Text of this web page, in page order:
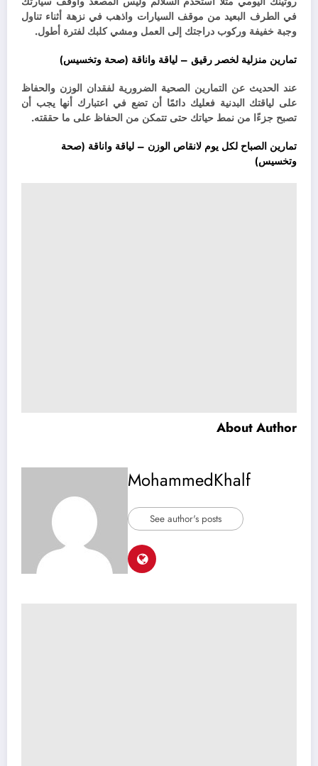
في الطرف البعيد من موقف السيارات واذهب في نزهة أثناء تناول
وجبة خفيفة وركوب دراجتك إلى العمل ومشي كلبك لفترة أطول.
تمارين منزلية لخصر رقيق – لياقة واناقة (صحة وتخسيس)
عند الحديث عن التمارين الصحية الضرورية لفقدان الوزن والحفاظ
على لياقتك البدنية فعليك دائمًا أن تضع في اعتبارك أنها يجب أن
تصبح جزءًا من نمط حياتك حتى تتمكن من الحفاظ على ما حققته.
تمارين الصباح لكل يوم لانقاص الوزن – لياقة واناقة (صحة
وتخسيس)
About Author
MohammedKhalf
See author's posts